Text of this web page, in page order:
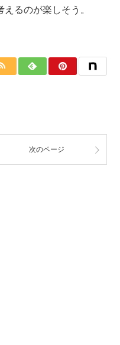
るのが楽しそう。
次のページ